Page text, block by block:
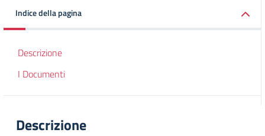
Indice della pagina
Descrizione
I Documenti
Descrizione